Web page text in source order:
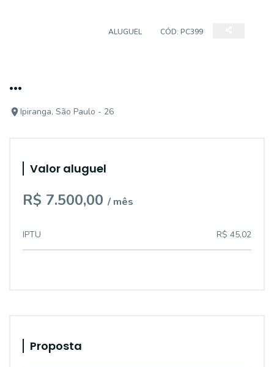
ALUGUEL CÓD: PC399
...
Ipiranga, São Paulo - 26
Valor aluguel
R$ 7.500,00 / mês
IPTU R$ 45,02
Proposta